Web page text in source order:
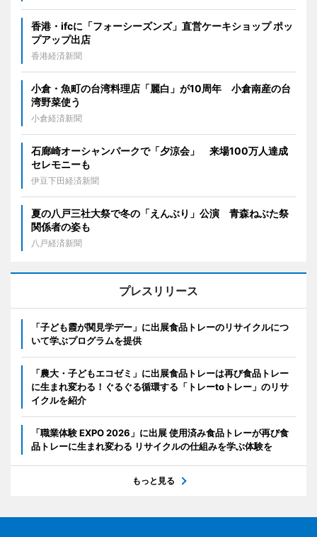
香港・ifcに「フォーシーズンズ」直営ケーキショップ ポッ
プアップ出店
香港経済新聞
小倉・魚町の台湾料理店「麗白」が10周年 小倉南産の台
湾野菜使う
小倉経済新聞
石廊崎オーシャンパークで「夕涼会」 来場100万人達成
セレモニーも
伊豆下田経済新聞
夏の八戸三社大祭で冬の「えんぶり」公演 青森ねぶた祭
関係者の姿も
八戸経済新聞
プレスリリース
「子ども霞が関見学デー」に出展食品トレーのリサイクルにつ
いて学ぶプログラムを提供
「農大・子どもエコゼミ」に出展食品トレーは再び食品トレー
に生まれ変わる！ぐるぐる循環する「トレーtoトレー」のリサ
イクルを紹介
「職業体験 EXPO 2026」に出展 使用済み食品トレーが再び食
品トレーに生まれ変わる リサイクルの仕組みを学ぶ体験を
もっと見る